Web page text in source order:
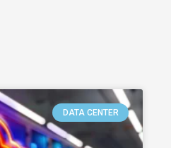
DATA CENTER